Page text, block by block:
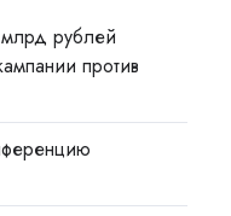
рублей
против